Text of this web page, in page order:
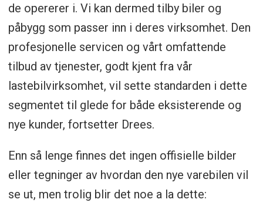
de opererer i. Vi kan dermed tilby biler og
påbygg som passer inn i deres virksomhet. Den
profesjonelle servicen og vårt omfattende
tilbud av tjenester, godt kjent fra vår
lastebilvirksomhet, vil sette standarden i dette
segmentet til glede for både eksisterende og
nye kunder, fortsetter Drees.
Enn så lenge finnes det ingen offisielle bilder
eller tegninger av hvordan den nye varebilen vil
se ut, men trolig blir det noe a la dette: